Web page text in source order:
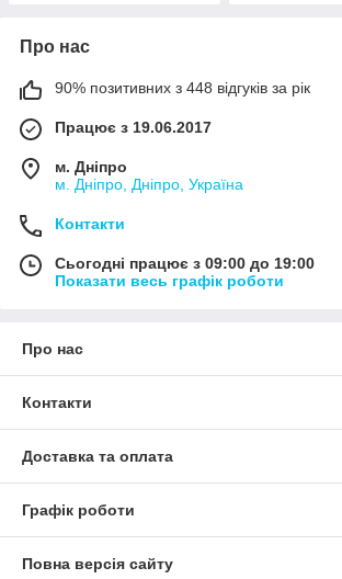
Про нас
90% позитивних з 448 відгуків за рік
Працює з 19.06.2017
м. Дніпро
м. Дніпро, Дніпро, Україна
Контакти
Сьогодні працює з 09:00 до 19:00
Показати весь графік роботи
Про нас
Контакти
Доставка та оплата
Графік роботи
Повна версія сайту